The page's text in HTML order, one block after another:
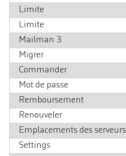
Limite
Limite
Mailman 3
Migrer
Commander
Mot de passe
Remboursement
Renouveler
Emplacements des serveurs
Settings